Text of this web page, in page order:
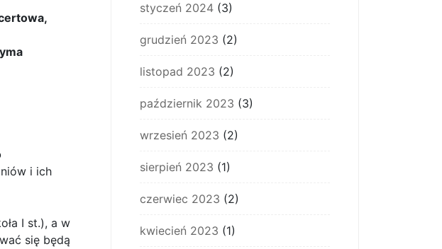
i ich
I st.), a w
się będą
styczeń 2024 (3)
grudzień 2023 (2)
listopad 2023 (2)
październik 2023 (3)
wrzesień 2023 (2)
sierpień 2023 (1)
czerwiec 2023 (2)
kwiecień 2023 (1)